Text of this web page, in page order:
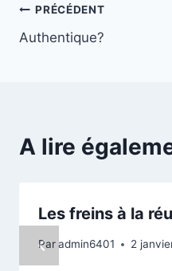
Navigation
de
PRÉCÉDENT
Authentique?
A lire
Les freins à la
Paradmin6401 2